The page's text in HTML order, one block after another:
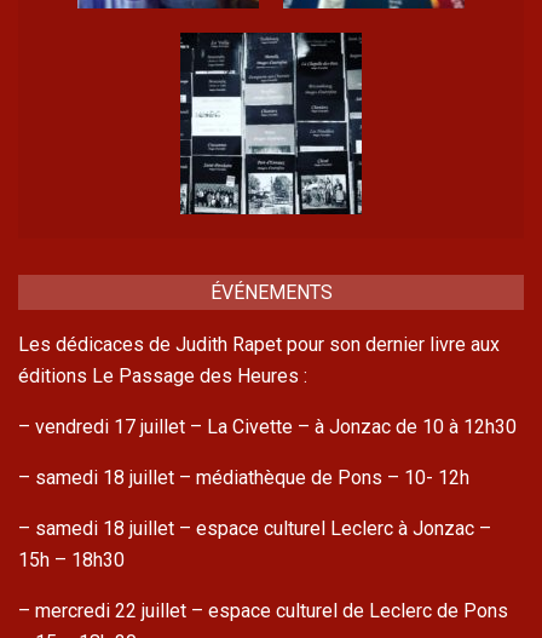
ÉVÉNEMENTS
Les dédicaces de Judith Rapet pour son dernier livre aux
éditions Le Passage des Heures :
– vendredi 17 juillet – La Civette – à Jonzac de 10 à 12h30
– samedi 18 juillet – médiathèque de Pons – 10- 12h
– samedi 18 juillet – espace culturel Leclerc à Jonzac –
15h – 18h30
– mercredi 22 juillet – espace culturel de Leclerc de Pons